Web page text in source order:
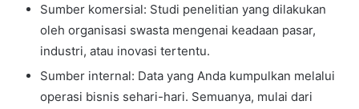
Sumber komersial: Studi penelitian yang dilakukan
oleh organisasi swasta mengenai keadaan pasar,
industri, atau inovasi tertentu.
Sumber internal: Data yang Anda kumpulkan melalui
operasi bisnis sehari-hari. Semuanya, mulai dari